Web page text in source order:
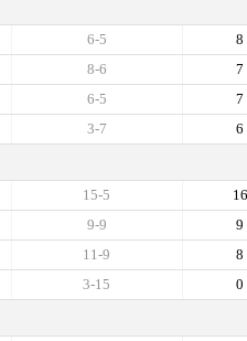
8
6-5
7
8-6
7
6-5
6
3-7
16
15-5
9
9-9
8
11-9
0
3-15